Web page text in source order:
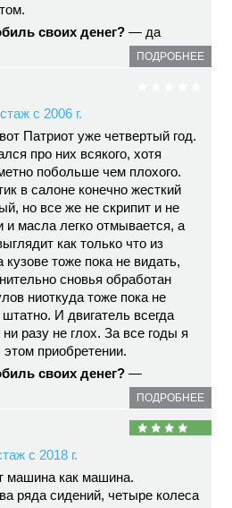
своих денег? — да
ПОДРОБНЕЕ
с 2006 г.
Патриот уже четвертый год.
про них всякого, хотя
побольше чем плохого.
в салоне конечно жесткий
но все же не скрипит и не
и масла легко отмывается, а
как только что из
тоже пока не видать,
сновья обработан
ниоткуда тоже пока не
И двигатель всегда
разу не глох. За все годы я
приобретении.
своих денег? —
ПОДРОБНЕЕ
с 2018 г.
машина как машина.
ряда сидений, четыре колеса